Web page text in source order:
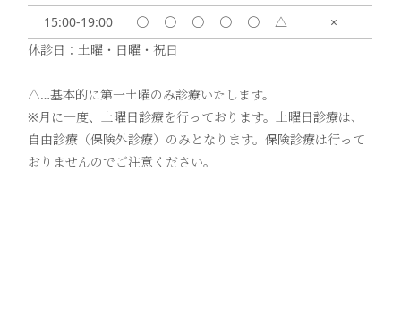
15:00-19:00
〇 〇 〇 〇 〇 △
×
休診日：土曜・日曜・祝日
△…基本的に第一土曜のみ診療いたします。
※月に一度、土曜日診療を行っております。土曜日診療は、
自由診療（保険外診療）のみとなります。保険診療は行って
おりませんのでご注意ください。